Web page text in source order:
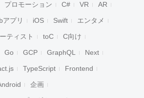
プロモーション C# VR AR
アプリ iOS Swift エンタメ
ティスト toC C向け
Go GCP GraphQL Next
TypeScript Frontend
企画